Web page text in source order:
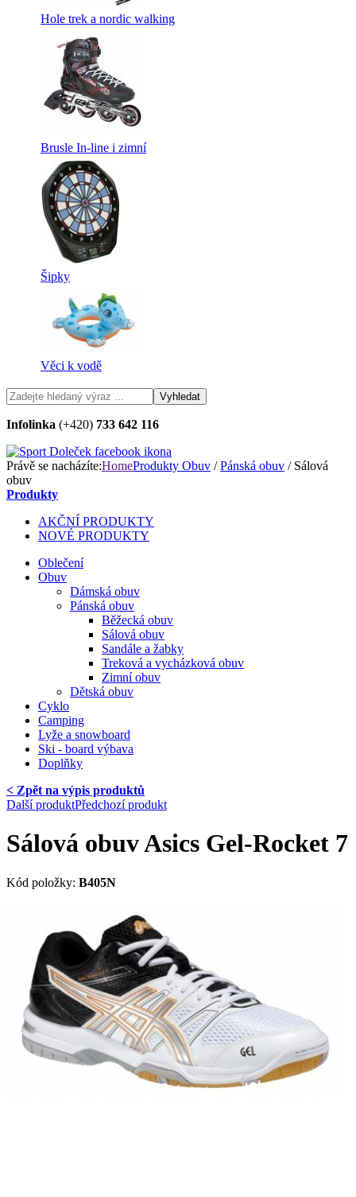
Hole trek a nordic walking
Brusle In-line i zimní
Šipky
Věci k vodě
Infolinka (+420) 733 642 116
Právě se nacházíte:HomeProdukty Obuv /Pánská obuv / Sálová
obuv
Produkty
AKČNÍ PRODUKTY
NOVÉ PRODUKTY
Oblečení
Obuv
Dámská obuv
Pánská obuv
Běžecká obuv
Sálová obuv
Sandále a žabky
Treková a vycházková obuv
Zimní obuv
Dětská obuv
Cyklo
Camping
Lyže a snowboard
Ski - board výbava
Doplňky
< Zpět na výpis produktů
Další produktPředchozí produkt
Sálová obuv Asics Gel-Rocket 7
Kód položky: B405N